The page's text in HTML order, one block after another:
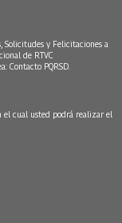
Solicitudes y Felicitaciones a
de RTVC
Contacto PQRSD.
el cual usted podrá realizar el